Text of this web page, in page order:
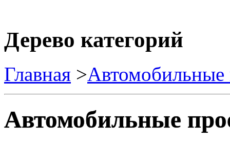
Дерево категорий
Главная >Автомобильные
Автомобильные